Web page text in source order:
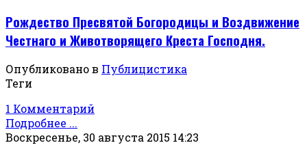
Рождество Пресвятой Богородицы и Воздвижение
Честнаго и Животворящего Креста Господня.
Опубликовано в Публицистика
Теги
1 Комментарий
Подробнее ...
Воскресенье, 30 августа 2015 14:23